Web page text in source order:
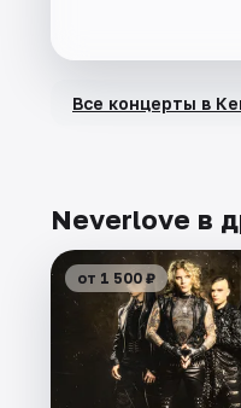
Все концерты в
Neverlove в
от 1 500 ₽